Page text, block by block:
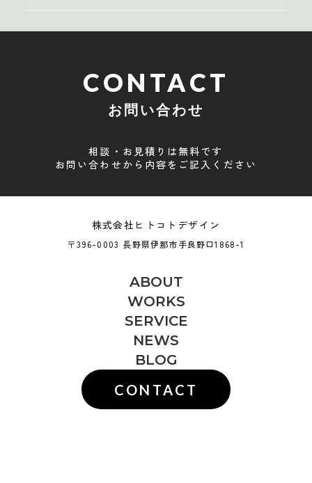
CONTACT
お問い合わせ
相談・お見積りは無料です
お問い合わせから内容をご記入ください
株式会社ヒトコトデザイン
〒396-0003 長野県伊那市手良野口1868-1
ABOUT
WORKS
SERVICE
NEWS
BLOG
CONTACT